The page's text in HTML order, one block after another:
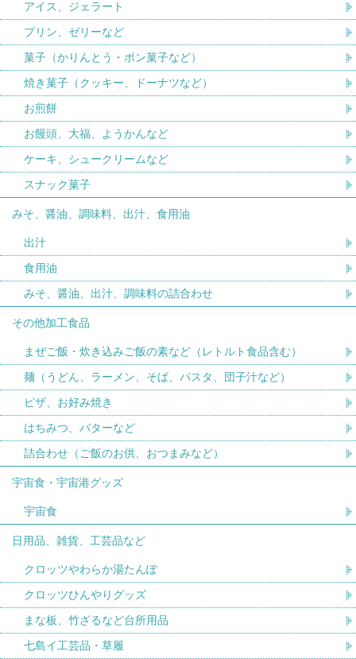
アイス、ジェラート
プリン、ゼリーなど
菓子（かりんとう・ポン菓子など）
焼き菓子（クッキー、ドーナツなど）
お煎餅
お饅頭、大福、ようかんなど
ケーキ、シュークリームなど
スナック菓子
みそ、醤油、調味料、出汁、食用油
出汁
食用油
みそ、醤油、出汁、調味料の詰合わせ
その他加工食品
まぜご飯・炊き込みご飯の素など（レトルト食品含む）
麺（うどん、ラーメン、そば、パスタ、団子汁など）
ピザ、お好み焼き
はちみつ、バターなど
詰合わせ（ご飯のお供、おつまみなど）
宇宙食・宇宙港グッズ
宇宙食
日用品、雑貨、工芸品など
クロッツやわらか湯たんぽ
クロッツひんやりグッズ
まな板、竹ざるなど台所用品
七島イ工芸品・草履